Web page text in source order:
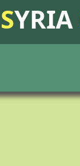
SYRIA